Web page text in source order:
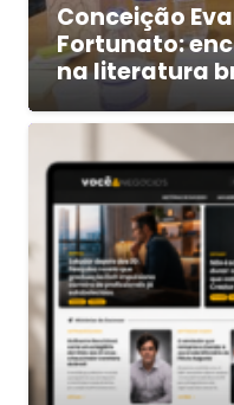
Conceição
Fortunato:
na literatura